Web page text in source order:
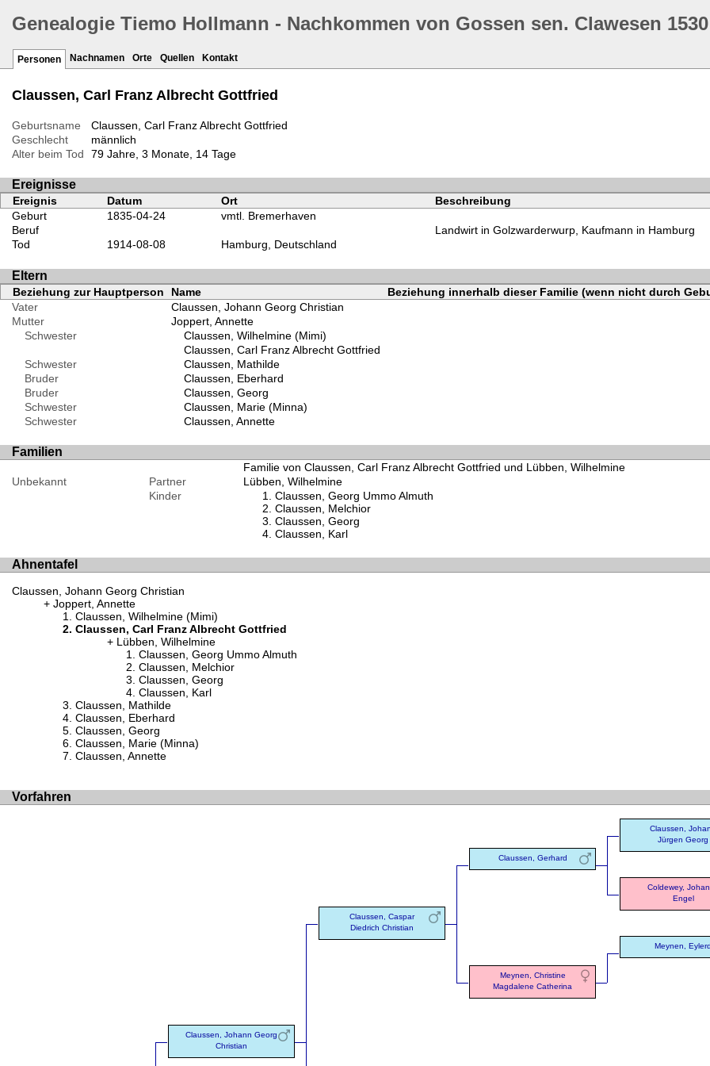
Genealogie Tiemo Hollmann - Nachkommen von Gossen sen. Clawesen 1530
Personen Nachnamen Orte Quellen Kontakt
Claussen, Carl Franz Albrecht Gottfried
Geburtsname
Claussen, Carl Franz Albrecht Gottfried
Geschlecht
männlich
Alter beim Tod
79 Jahre, 3 Monate, 14 Tage
Ereignisse
Ereignis Datum Ort Beschreibung
Geburt
1835-04-24
vmtl. Bremerhaven
Beruf
Landwirt in Golzwarderwurp, Kaufmann in Hamburg
Tod
1914-08-08 Hamburg, Deutschland
Eltern
Beziehung zur Hauptperson Name
Beziehung innerhalb dieser Familie (wenn nicht durch
Vater
Claussen, Johann Georg Christian
Mutter
Joppert, Annette
Schwester
Claussen, Wilhelmine (Mimi)
Claussen, Carl Franz Albrecht Gottfried
Schwester
Claussen, Mathilde
Bruder
Claussen, Eberhard
Bruder
Claussen, Georg
Schwester
Claussen, Marie (Minna)
Schwester
Claussen, Annette
Familien
Familie von Claussen, Carl Franz Albrecht Gottfried und Lübben, Wilhelmine
Unbekannt
Partner
Lübben, Wilhelmine
Kinder
Claussen, Georg Ummo Almuth
Claussen, Melchior
Claussen, Georg
Claussen, Karl
Ahnentafel
Claussen, Johann Georg Christian
Joppert, Annette
Claussen, Wilhelmine (Mimi)
Claussen, Carl Franz Albrecht Gottfried
Lübben, Wilhelmine
Claussen, Georg Ummo Almuth
Claussen, Melchior
Claussen, Georg
Claussen, Karl
Claussen, Mathilde
Claussen, Eberhard
Claussen, Georg
Claussen, Marie (Minna)
Claussen, Annette
Vorfahren
Claussen, Johann Georg
Christian
Claussen, Caspar
Diedrich Christian
Claussen, Gerhard
Claussen,
Jürgen Georg
Coldewey,
Engel
Meynen, Christine
Magdalene Catherina
Meynen, Eylerd